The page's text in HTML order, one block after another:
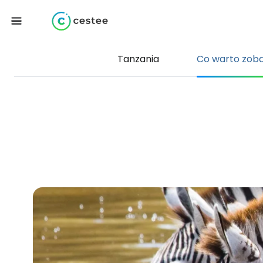
Tanzania Co warto